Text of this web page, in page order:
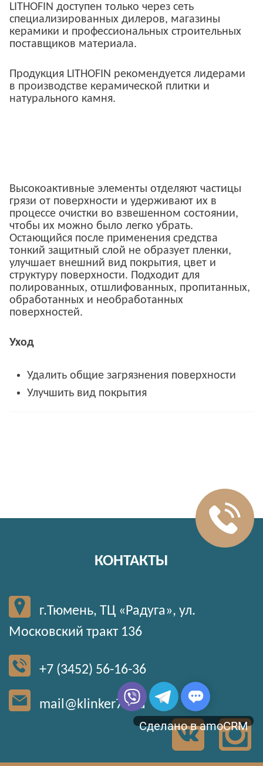
LITHOFIN доступен только через сеть
специализированных дилеров, магазины
керамики и профессиональных строительных
поставщиков материала.
Продукция LITHOFIN рекомендуется лидерами
в производстве керамической плитки и
натурального камня.
Высокоактивные элементы отделяют частицы
грязи от поверхности и удерживают их в
процессе очистки во взвешенном состоянии,
чтобы их можно было легко убрать.
Остающийся после применения средства
тонкий защитный слой не образует пленки,
улучшает внешний вид покрытия, цвет и
структуру поверхности. Подходит для
полированных, отшлифованных, пропитанных,
обработанных и необработанных
поверхностей.
Уход
Удалить общие загрязнения поверхности
Улучшить вид покрытия
КОНТАКТЫ
г.Тюмень, ТЦ «Радуга», ул.
Московский тракт 136
+7 (3452) 56-16-36
mail@klinker72.ru
Сделано в amoCRM